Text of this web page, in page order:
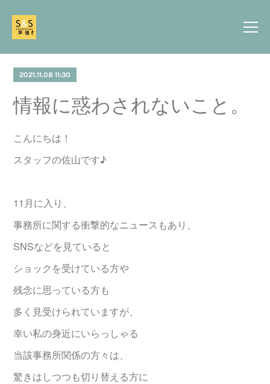
2021.11.08 11:30
情報に惑わされないこと。
こんにちは！
スタッフの佐山です♪
11月に入り、
事務所に関する衝撃的なニュースもあり、
SNSなどを見ていると
ショックを受けている方や
残念に思っている方も
多く見受けられていますが、
幸い私の身近にいらっしゃる
当該事務所関係の方々は、
驚きはしつつも切り替える方に